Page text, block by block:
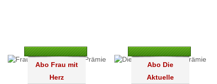
Abo Frau mit
Herz
Abo Die
Aktuelle